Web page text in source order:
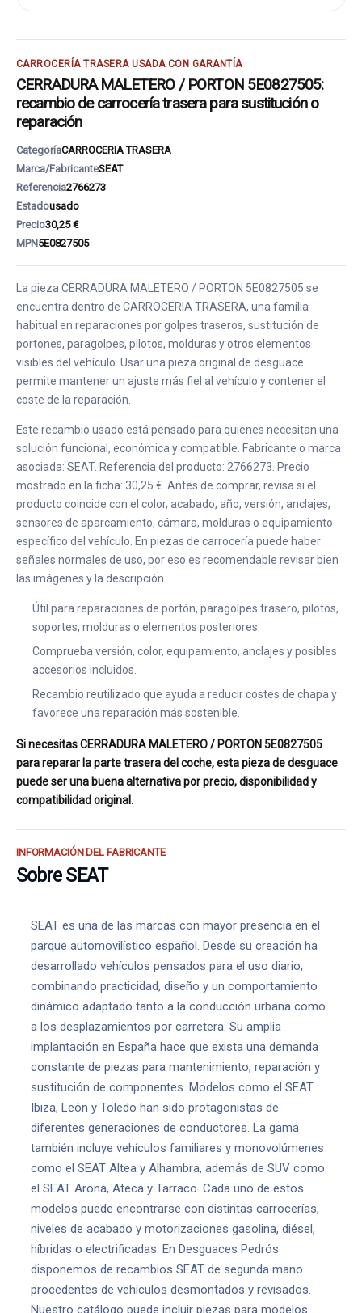
CARROCERÍA TRASERA USADA CON GARANTÍA
CERRADURA MALETERO / PORTON 5E0827505:
recambio de carrocería trasera para sustitución o
reparación
CategoríaCARROCERIA TRASERA
Marca/FabricanteSEAT
Referencia2766273
Estadousado
Precio30,25 €
MPN5E0827505
La pieza CERRADURA MALETERO / PORTON 5E0827505 se
encuentra dentro de CARROCERIA TRASERA, una familia
habitual en reparaciones por golpes traseros, sustitución de
portones, paragolpes, pilotos, molduras y otros elementos
visibles del vehículo. Usar una pieza original de desguace
permite mantener un ajuste más fiel al vehículo y contener el
coste de la reparación.
Este recambio usado está pensado para quienes necesitan una
solución funcional, económica y compatible. Fabricante o marca
asociada: SEAT. Referencia del producto: 2766273. Precio
mostrado en la ficha: 30,25 €. Antes de comprar, revisa si el
producto coincide con el color, acabado, año, versión, anclajes,
sensores de aparcamiento, cámara, molduras o equipamiento
específico del vehículo. En piezas de carrocería puede haber
señales normales de uso, por eso es recomendable revisar bien
las imágenes y la descripción.
Útil para reparaciones de portón, paragolpes trasero, pilotos,
soportes, molduras o elementos posteriores.
Comprueba versión, color, equipamiento, anclajes y posibles
accesorios incluidos.
Recambio reutilizado que ayuda a reducir costes de chapa y
favorece una reparación más sostenible.
Si necesitas CERRADURA MALETERO / PORTON 5E0827505
para reparar la parte trasera del coche, esta pieza de desguace
puede ser una buena alternativa por precio, disponibilidad y
compatibilidad original.
INFORMACIÓN DEL FABRICANTE
Sobre SEAT
SEAT es una de las marcas con mayor presencia en el
parque automovilístico español. Desde su creación ha
desarrollado vehículos pensados para el uso diario,
combinando practicidad, diseño y un comportamiento
dinámico adaptado tanto a la conducción urbana como
a los desplazamientos por carretera. Su amplia
implantación en España hace que exista una demanda
constante de piezas para mantenimiento, reparación y
sustitución de componentes. Modelos como el SEAT
Ibiza, León y Toledo han sido protagonistas de
diferentes generaciones de conductores. La gama
también incluye vehículos familiares y monovolúmenes
como el SEAT Altea y Alhambra, además de SUV como
el SEAT Arona, Ateca y Tarraco. Cada uno de estos
modelos puede encontrarse con distintas carrocerías,
niveles de acabado y motorizaciones gasolina, diésel,
híbridas o electrificadas. En Desguaces Pedrós
disponemos de recambios SEAT de segunda mano
procedentes de vehículos desmontados y revisados.
Nuestro catálogo puede incluir piezas para modelos